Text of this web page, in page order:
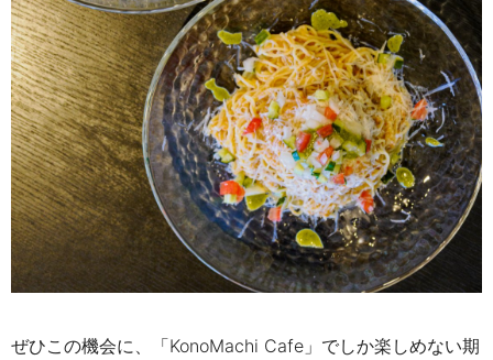
ぜひこの機会に、「KonoMachi Cafe」でしか楽しめない期